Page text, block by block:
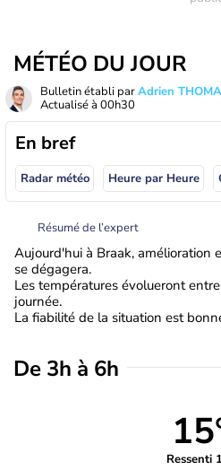
MÉTÉO DU JOUR
Bulletin établi parAdrien
Actualisé à 00h30
En bref
Radar météo Heure par Heure
Résumé de l’expert
Aujourd'hui à Braak, amélioration
se dégagera.
Les températures évolueront
journée.
La fiabilité de la situation est
De 3h à 6h
Ressenti